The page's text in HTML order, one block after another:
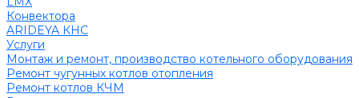
Конвектора
ARIDEYA КНС
Услуги
Монтаж и ремонт, производство котельного оборудования
Ремонт чугунных котлов отопления
Ремонт котлов КЧМ